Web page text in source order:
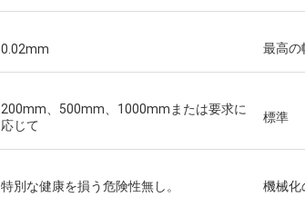
0.02mm 最高の
200mm、500mm、1000mmまたは要求に
応じて
標準
特別な健康を損う危険性無し。 機械化